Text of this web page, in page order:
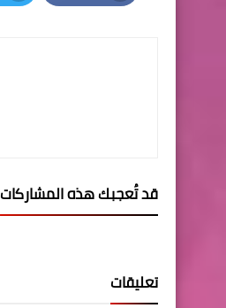
Facebook
قد تُعجبك هذه المشاركات
تعليقات